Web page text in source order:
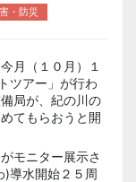
・防災
月（１０月）１
ツアー」が行わ
局が、紀の川の
てもらおうと開
モニター展示さ
)導水開始２５周